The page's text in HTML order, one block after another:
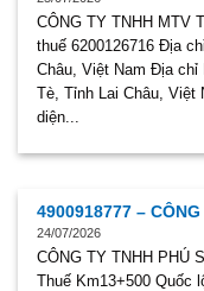
CÔNG TY TNHH MTV
thuế 6200126716 Địa
Châu, Việt Nam Địa
Tè, Tỉnh Lai Châu, Việt
diện...
4900918777 –
24/07/2026
CÔNG TY TNHH PHÚ
Thuế Km13+500